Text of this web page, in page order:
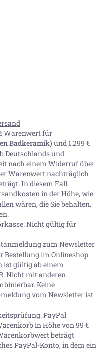
Warenwert für
Badkeramik) und 1.299 €
Deutschlands und
nach einem Widerruf über
Warenwert nachträglich
In diesem Fall
in der Höhe, wie
wären, die Sie behalten.
Nicht gültig für
zum Newsletter
Bestellung im Onlineshop
ist gültig ab einem
Nicht mit anderen
Keine
vom Newsletter ist
PayPal
in Höhe von99 €
beträgt
PayPal-Konto, in dem ein